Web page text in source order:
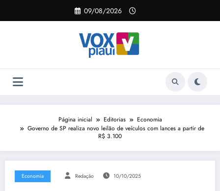
o
09/08/2026
Página inicial Editorias
Economia
Governo de SP realiza novo leilão de veículos com lances a partir de
R$ 3.100
Economia Redação 10/10/2025